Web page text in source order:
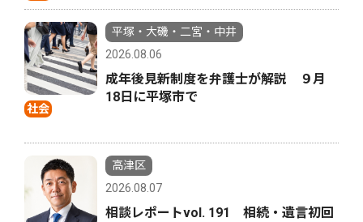
社会
平塚・大磯・二宮・中井
2026.08.06
成年後見新制度を弁護士が解説 ９月
18日に平塚市で
高津区
2026.08.07
相談レポートvol. 191 相続・遺言初回